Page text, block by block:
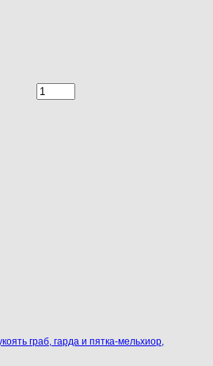
граб, гарда и пятка-мельхиор,